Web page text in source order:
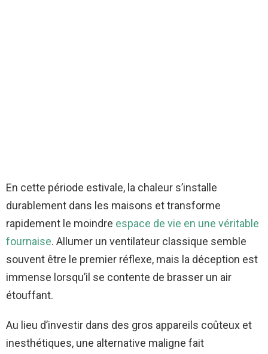
En cette période estivale, la chaleur s’installe
durablement dans les maisons et transforme
rapidement le moindre espace de vie en une véritable
fournaise. Allumer un ventilateur classique semble
souvent être le premier réflexe, mais la déception est
immense lorsqu’il se contente de brasser un air
étouffant.
Au lieu d’investir dans des gros appareils coûteux et
inesthétiques, une alternative maligne fait